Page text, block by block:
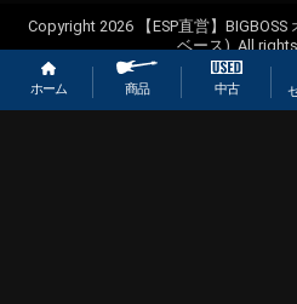
ホーム 商品 中古
Copyright 2026【ESP直営】
ベース). All